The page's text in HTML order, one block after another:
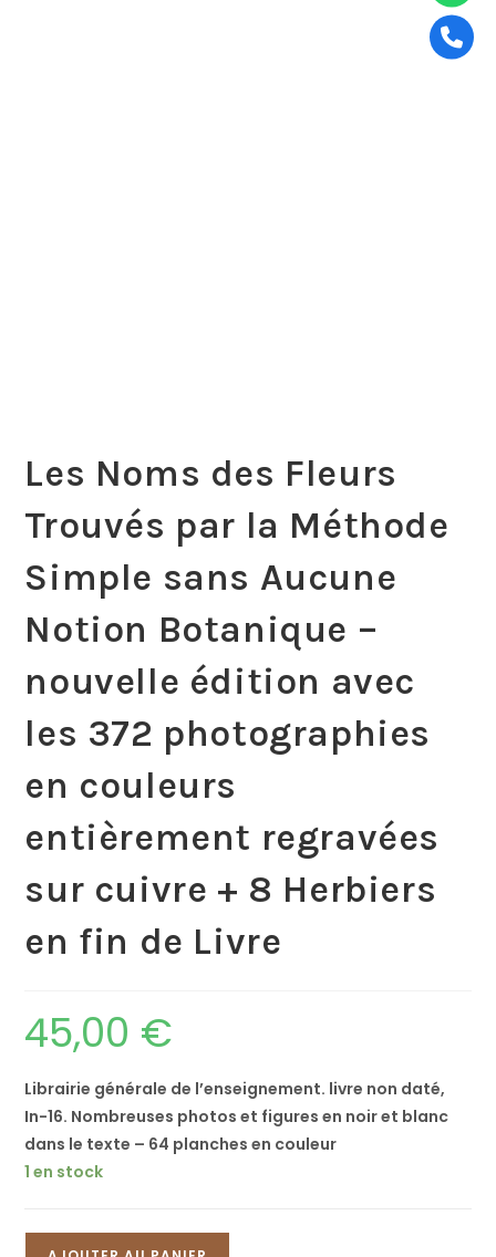
Les Noms des Fleurs
Trouvés par la Méthode
Simple sans Aucune
Notion Botanique –
nouvelle édition avec
les 372 photographies
en couleurs
entièrement regravées
sur cuivre + 8 Herbiers
en fin de Livre
45,00 €
Librairie générale de l’enseignement. livre non daté,
In-16. Nombreuses photos et figures en noir et blanc
dans le texte – 64 planches en couleur
1 en stock